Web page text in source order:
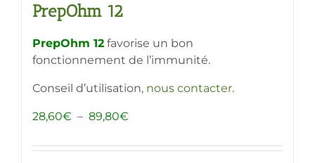
PrepOhm 12
PrepOhm 12 favorise un bon
fonctionnement de l’immunité.
Conseil d’utilisation, nous contacter.
28,60€ – 89,80€
prix :